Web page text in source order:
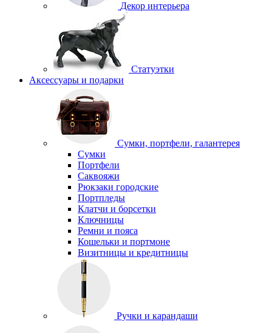
Декор интерьера
Статуэтки
Аксессуары и подарки
Сумки, портфели, галантерея
Сумки
Портфели
Саквояжи
Рюкзаки городские
Портпледы
Клатчи и борсетки
Ключницы
Ремни и пояса
Кошельки и портмоне
Визитницы и кредитницы
Ручки и карандаши